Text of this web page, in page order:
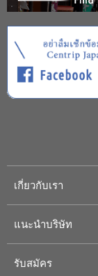
เกี่ยวกับเรา
แนะนำบริษัท
รับสมัคร